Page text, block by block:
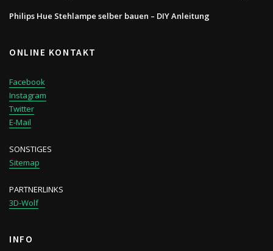
Philips Hue Stehlampe selber bauen – DIY Anleitung
ONLINE KONTAKT
Facebook
Instagram
Twitter
E-Mail
SONSTIGES
Sitemap
PARTNERLINKS
3D-Wolf
INFO